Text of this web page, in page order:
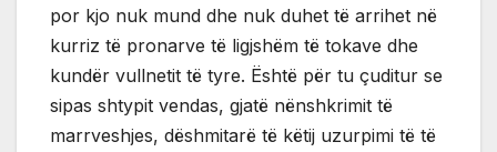
por kjo nuk mund dhe nuk duhet të arrihet në
kurriz të pronarve të ligjshëm të tokave dhe
kundër vullnetit të tyre. Është për tu çuditur se
sipas shtypit vendas, gjatë nënshkrimit të
marrveshjes, dëshmitarë të këtij uzurpimi të të